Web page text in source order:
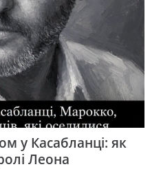
у Касабланці: як
Леона